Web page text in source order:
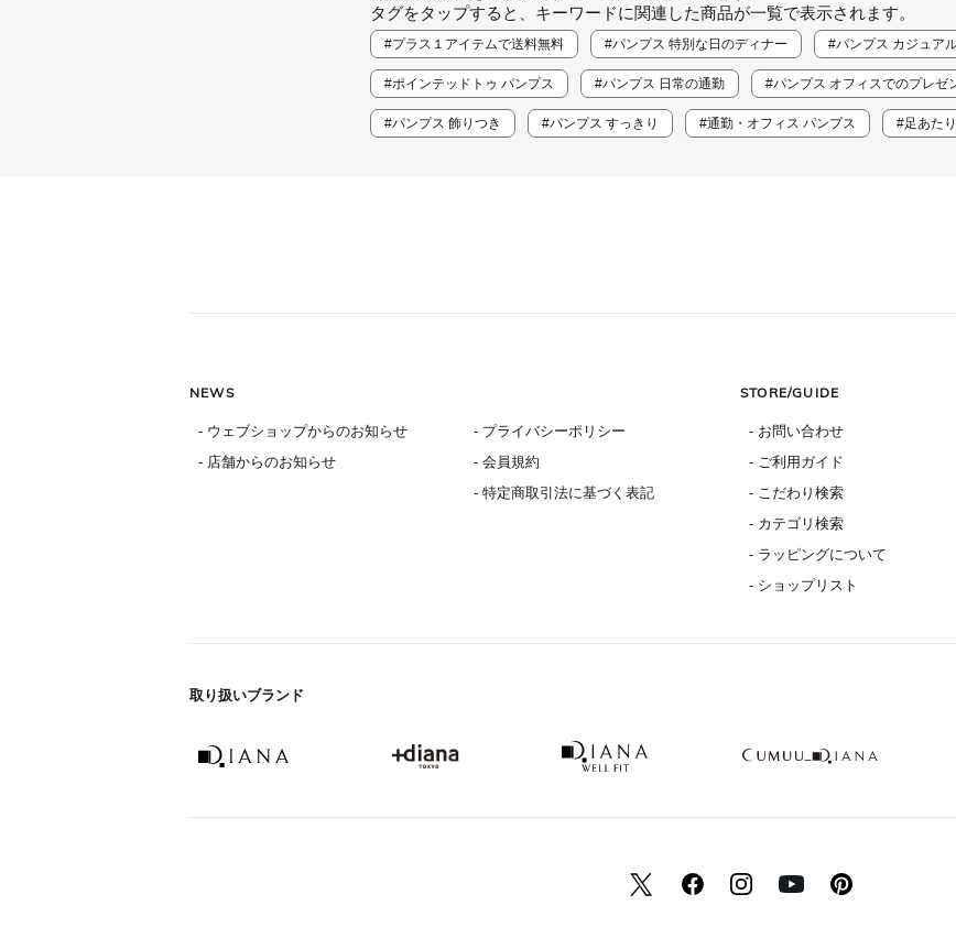
タグをタップすると、キーワードに関連した商品が一覧で表示されます。
#プラス１アイテムで送料無料 #パンプス 特別な日のディナー #パンプス カジュア
#ポインテッドトゥ パンプス #パンプス 日常の通勤 #パンプス オフィスでのプレゼ
#パンプス 飾りつき #パンプス すっきり #通勤・オフィス パンプス #足あた
NEWS
- ウェブショップからのお知らせ
- 店舗からのお知らせ
- プライバシーポリシー
- 会員規約
- 特定商取引法に基づく表記
STORE/GUIDE
- お問い合わせ
- ご利用ガイド
- こだわり検索
- カテゴリ検索
- ラッピングについて
- ショップリスト
取り扱いブランド